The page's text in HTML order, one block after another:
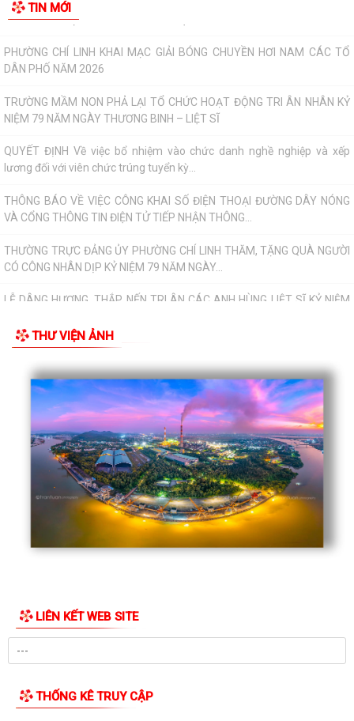
TIN MỚI
NẾN TRI ÂN TẠI BA NGHĨA TRANG LIỆT SĨ NHÂN...
DÂN PHỐ NĂM 2026
NIỆM 79 NĂM NGÀY THƯƠNG BINH – LIỆT SĨ
lương đối với viên chức trúng tuyển kỳ...
VÀ CỔNG THÔNG TIN ĐIỆN TỬ TIẾP NHẬN THÔNG...
CÓ CÔNG NHÂN DỊP KỶ NIỆM 79 NĂM NGÀY...
79 NĂM NGÀY THƯƠNG BINH - LIỆT SĨ...
Lịch công tác của Thường trực HĐND, lãnh đạo UBND phường tuần 30
BAN XÂY DỰNG ĐẢNG ĐẢNG ỦY PHƯỜNG CHÍ LINH PHỐI HỢP VỚI
TRƯỜNG QUÂN SỰ QUÂN KHU 3 TỔ CHỨC CHƯƠNG...
PHƯỜNG CHÍ LINH TỔ CHỨC HỘI NGHỊ TẬP HUẤN BỒI DƯỠNG KỸ NĂNG
CHUYỂN ĐỔI SỐ NĂM 2026
Tổ chức Triển lãm Công nghệ, Máy móc Nông nghiệp Quốc tế Việt Nam
năm 2026 tại Thành phố Hồ Chí Minh
Chủ động ứng phó với mưa lớn, lũ, ngập lụt, lũ quét, sạt lở đất, lốc, sét,
XIN Ý KIẾN THAM GIA VÀO DỰ THẢO TỜ TRÌNH, QUYẾT ĐỊNH BÃI BỎ
CÁC VĂN BẢN QUY PHẠM PHÁP LUẬT DO ỦY...
BAN CHỈ HUY QUÂN SỰ PHƯỜNG CHÍ LINH RA QUÂN DỌN VỆ SINH
THƯ VIỆN ẢNH
LIÊN KẾT WEB SITE
THỐNG KÊ TRUY CẬP